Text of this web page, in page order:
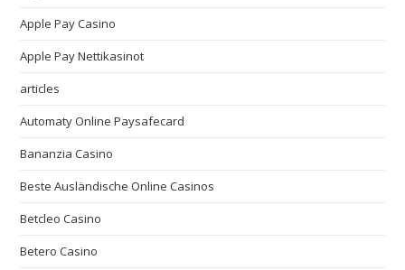
Apple Pay Casino
Apple Pay Nettikasinot
articles
Automaty Online Paysafecard
Bananzia Casino
Beste Ausländische Online Casinos
Betcleo Casino
Betero Casino